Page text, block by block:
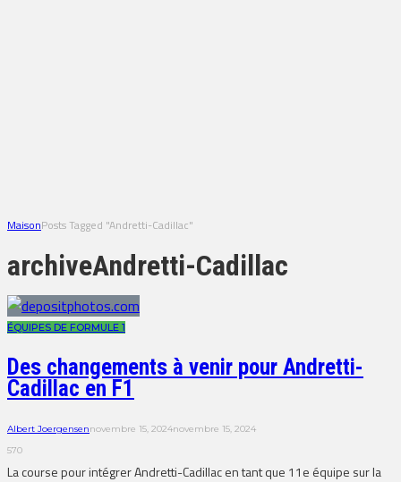
MaisonPosts Tagged "Andretti-Cadillac"
archiveAndretti-Cadillac
ÉQUIPES DE FORMULE 1
Des changements à venir pour Andretti-
Cadillac en F1
Albert Joergensennovembre 15, 2024novembre 15, 2024
570
La course pour intégrer Andretti-Cadillac en tant que 11e équipe sur la